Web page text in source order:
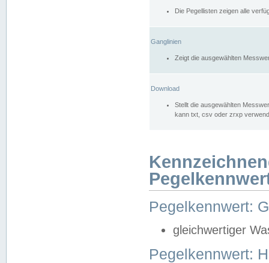
Die Pegellisten zeigen alle
Ganglinien
Zeigt die ausgewählten
Download
Stellt die ausgewählten
kann txt, csv oder zrxp
Pegelkennwert:
gleichwertiger
Pegelkennwert: